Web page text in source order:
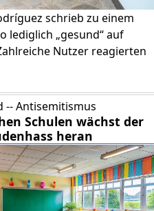
schrieb zu einem
lediglich „gesund“ auf
Nutzer reagierten
-- Antisemitismus
Schulen wächst der
heran